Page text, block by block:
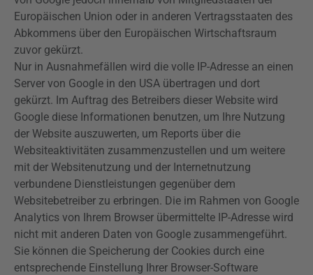
Europäischen Union oder in anderen Vertragsstaaten des
Abkommens über den Europäischen Wirtschaftsraum
zuvor gekürzt.
Nur in Ausnahmefällen wird die volle IP-Adresse an einen
Server von Google in den USA übertragen und dort
gekürzt. Im Auftrag des Betreibers dieser Website wird
Google diese Informationen benutzen, um Ihre Nutzung
der Website auszuwerten, um Reports über die
Websiteaktivitäten zusammenzustellen und um weitere
mit der Websitenutzung und der Internetnutzung
verbundene Dienstleistungen gegenüber dem
Websitebetreiber zu erbringen. Die im Rahmen von Google
Analytics von Ihrem Browser übermittelte IP-Adresse wird
nicht mit anderen Daten von Google zusammengeführt.
Sie können die Speicherung der Cookies durch eine
entsprechende Einstellung Ihrer Browser-Software